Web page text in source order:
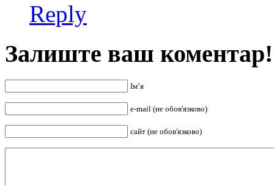
Reply
Залиште ваш коментар!
Ім’я
e-mail (не обов'язково)
сайт (не обов'язково)